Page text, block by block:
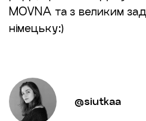
MOVNA та з великим
німецьку:)
@siutkaa